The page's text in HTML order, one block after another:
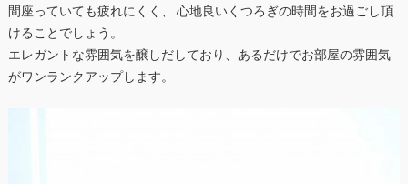
間座っていても疲れにくく、 心地良いくつろぎの時間をお過ごし頂
けることでしょう。
エレガントな雰囲気を醸しだしており、あるだけでお部屋の雰囲気
がワンランクアップします。